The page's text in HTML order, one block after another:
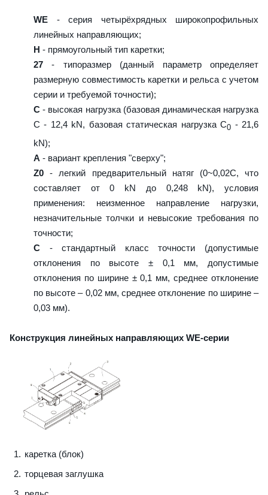
WE - серия четырёхрядных широкопрофильных
линейных направляющих;
H - прямоугольный тип каретки;
27 - типоразмер (данный параметр определяет
размерную совместимость каретки и рельса с учетом
серии и требуемой точности);
C - высокая нагрузка (базовая динамическая нагрузка
C - 12,4 kN, базовая статическая нагрузка С0 - 21,6
kN);
A - вариант крепления "сверху";
Z0 - легкий предварительный натяг (0~0,02C, что
составляет от 0 kN до 0,248 kN), условия
применения: неизменное направление нагрузки,
незначительные толчки и невысокие требования по
точности;
C - стандартный класс точности (допустимые
отклонения по высоте ± 0,1 мм, допустимые
отклонения по ширине ± 0,1 мм, среднее отклонение
по высоте – 0,02 мм, среднее отклонение по ширине –
0,03 мм).
Конструкция линейных направляющих WE-серии
каретка (блок)
торцевая заглушка